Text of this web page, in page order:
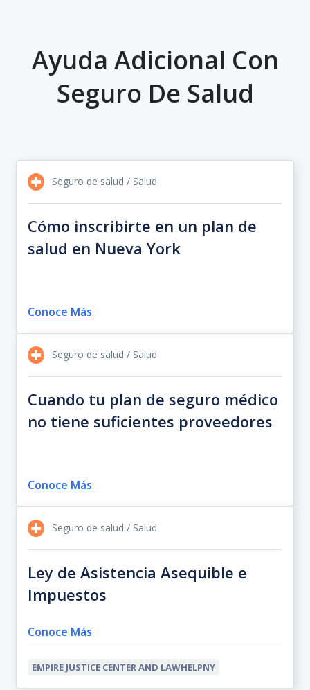
Ayuda Adicional Con
Seguro De Salud
Seguro de salud / Salud
Cómo inscribirte en un plan de
salud en Nueva York
Conoce Más
Seguro de salud / Salud
Cuando tu plan de seguro médico
no tiene suficientes proveedores
Conoce Más
Seguro de salud / Salud
Ley de Asistencia Asequible e
Impuestos
Conoce Más
EMPIRE JUSTICE CENTER AND LAWHELPNY